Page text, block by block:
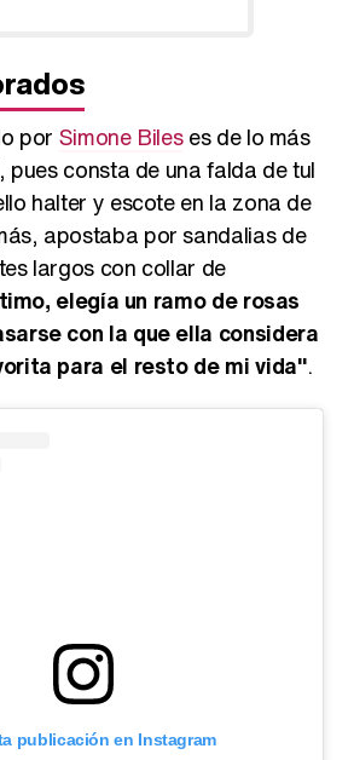
por Simone Bileses de lo más
pues consta de una falda de tul
halter y escote en la zona de
apostaba por sandalias de
largos con collar de
elegía un ramo de rosas
con la que ella considera
para el resto de mi vida".
publicación en Instagram